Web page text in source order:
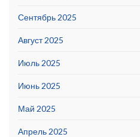
Сентябрь 2025
Август 2025
Июль 2025
Июнь 2025
Май 2025
Апрель 2025